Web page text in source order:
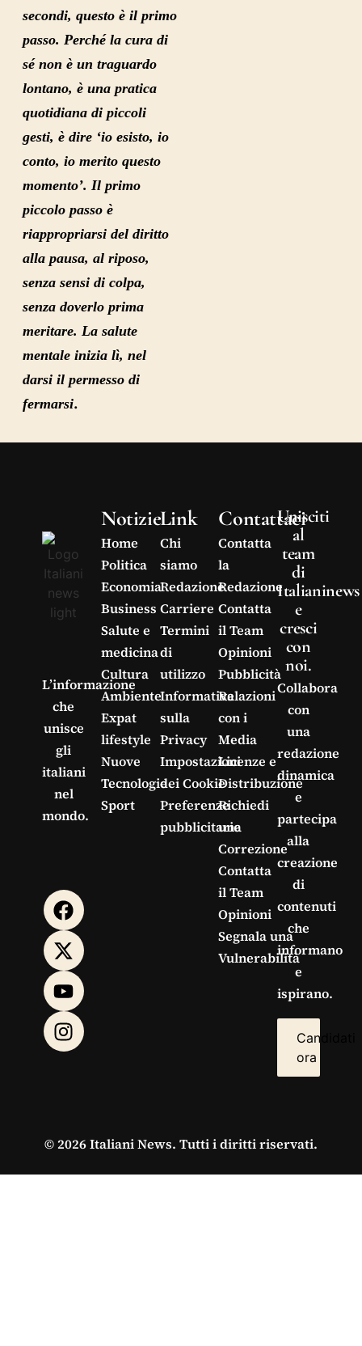
secondi, questo è il primo
passo. Perché la cura di
sé non è un traguardo
lontano, è una pratica
quotidiana di piccoli
gesti, è dire ‘io esisto, io
conto, io merito questo
momento’. Il primo
piccolo passo è
riappropriarsi del diritto
alla pausa, al riposo,
senza sensi di colpa,
senza doverlo prima
meritare. La salute
mentale inizia lì, nel
darsi il permesso di
fermarsi.
L’informazione
che
unisce
gli
italiani
nel
mondo.
Notizie
Home
Politica
Economia
Business
Salute e
medicina
Cultura
Ambiente
Expat
lifestyle
Nuove
Tecnologie
Sport
Link
Chi
siamo
Redazione
Carriere
Termini
di
utilizzo
Informativa
sulla
Privacy
Impostazioni
dei Cookie
Preferenze
pubblicitarie
Contattaci
Contatta
la
Redazione
Contatta
il Team
Opinioni
Pubblicità
Relazioni
con i
Media
Licenze e
Distribuzione
Richiedi
una
Correzione
Contatta
il Team
Opinioni
Segnala una
Vulnerabilità
Unisciti
al
team
di
Italianinews
e
cresci
con
noi.
Collabora
con
una
redazione
dinamica
e
partecipa
alla
creazione
di
contenuti
che
informano
e
ispirano.
Candidati
ora
© 2026 Italiani News. Tutti i diritti riservati.